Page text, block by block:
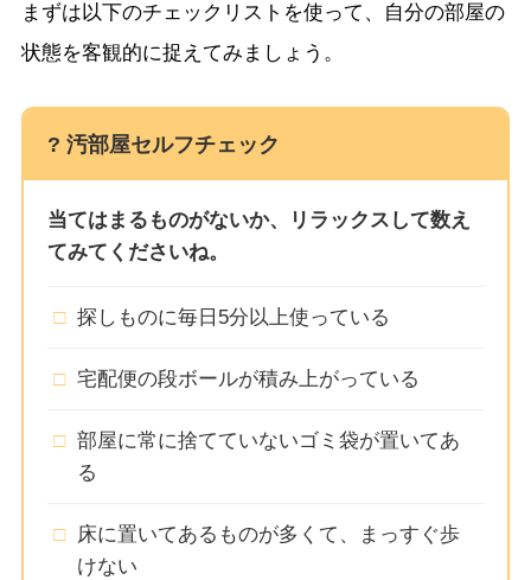
まずは以下のチェックリストを使って、自分の部屋の
状態を客観的に捉えてみましょう。
? 汚部屋セルフチェック
当てはまるものがないか、リラックスして数え
てみてくださいね。
□ 探しものに毎日5分以上使っている
□ 宅配便の段ボールが積み上がっている
□ 部屋に常に捨てていないゴミ袋が置いてあ
る
□
床に置いてあるものが多くて、まっすぐ歩
けない